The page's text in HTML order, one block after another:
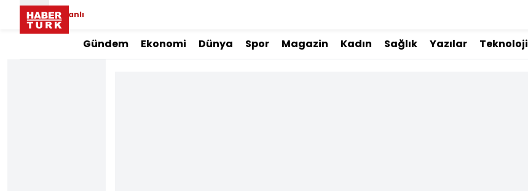
Canlı
Gündem Ekonomi Dünya Spor Magazin Kadın Sağlık Yazılar Teknoloji